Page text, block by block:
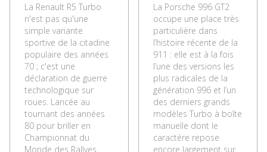
La Renault R5 Turbo
n'est pas qu'une
simple variante
sportive de la citadine
populaire des années
70 ; c'est une
déclaration de guerre
technologique sur
roues. Lancée au
tournant des années
80 pour briller en
Championnat du
Monde des Rallyes,
La Porsche 996 GT2
occupe une place très
particulière dans
l’histoire récente de la
911 : elle est à la fois
l’une des versions les
plus radicales de la
génération 996 et l’un
des derniers grands
modèles Turbo à boîte
manuelle dont le
caractère repose
encore largement sur